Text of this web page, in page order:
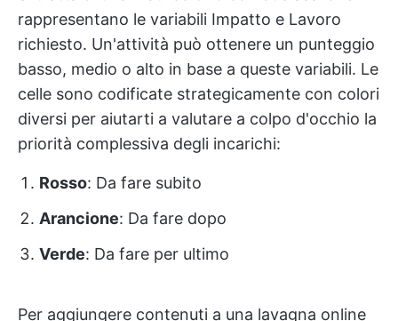
rappresentano le variabili Impatto e Lavoro
richiesto. Un'attività può ottenere un punteggio
basso, medio o alto in base a queste variabili. Le
celle sono codificate strategicamente con colori
diversi per aiutarti a valutare a colpo d'occhio la
priorità complessiva degli incarichi:
Rosso: Da fare subito
Arancione: Da fare dopo
Verde: Da fare per ultimo
Per aggiungere contenuti a una lavagna online